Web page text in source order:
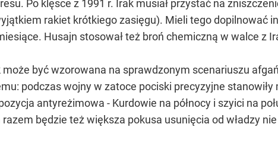
Po klęsce z 1991 r. Irak musiał przystać na
rakiet krótkiego zasięgu). Mieli tego dopilnować
Husajn stosował też broń chemiczną w walce z
być wzorowana na sprawdzonym scenariuszu
podczas wojny w zatoce pociski precyzyjne
antyreżimowa - Kurdowie na północy i szyici na
będzie też większa pokusa usunięcia od władzy